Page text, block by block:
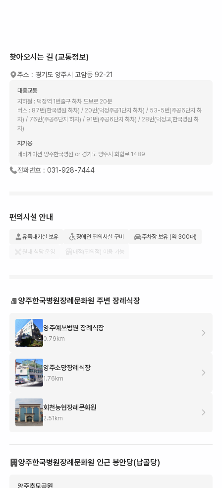
찾아오시는 길 (교통정보)
주소 : 경기도 양주시 고암동 92-21
대중교통
지하철 : 덕정역 1번출구 하차 도보로 20분
버스 : 87번(한국병원 하차) / 20번(덕정주공1단지 하차) / 53-5번(주공6단지 하
차) / 76번(주공6단지 하차) / 91번(주공6단지 하차) / 28번(덕정고,한국병원 하
차)
자가용
네비게이션 양주한국병원 or 경기도 양주시 화합로 1489
전화번호 : 031-928-7444
편의시설 안내
유족대기실 보유 장애인 편의시설 구비 주차장 보유 (약 300대)
원내 식당 운영 매점(편의점) 이용 가능
양주한국병원장례문화원 주변 장례식장
양주예쓰병원 장례식장
0.79 km
양주소망장례식장
1.76 km
회천농협장례문화원
2.51 km
양주한국병원장례문화원 인근 봉안당(납골당)
양주추모공원